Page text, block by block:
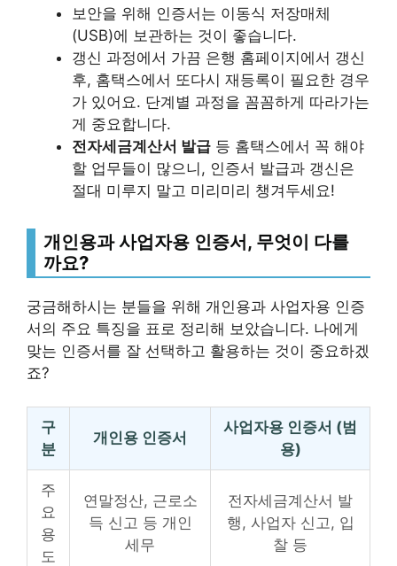
보안을 위해 인증서는 이동식 저장매체
(USB)에 보관하는 것이 좋습니다.
갱신 과정에서 가끔 은행 홈페이지에서 갱신
후, 홈택스에서 또다시 재등록이 필요한 경우
가 있어요. 단계별 과정을 꼼꼼하게 따라가는
게 중요합니다.
전자세금계산서 발급 등 홈택스에서 꼭 해야
할 업무들이 많으니, 인증서 발급과 갱신은
절대 미루지 말고 미리미리 챙겨두세요!
개인용과 사업자용 인증서, 무엇이 다를
까요?
궁금해하시는 분들을 위해 개인용과 사업자용 인증
서의 주요 특징을 표로 정리해 보았습니다. 나에게
맞는 인증서를 잘 선택하고 활용하는 것이 중요하겠
죠?
구
분
개인용 인증서
사업자용 인증서 (범
용)
주
요
용
도
연말정산, 근로소
득 신고 등 개인
세무
전자세금계산서 발
행, 사업자 신고, 입
찰 등